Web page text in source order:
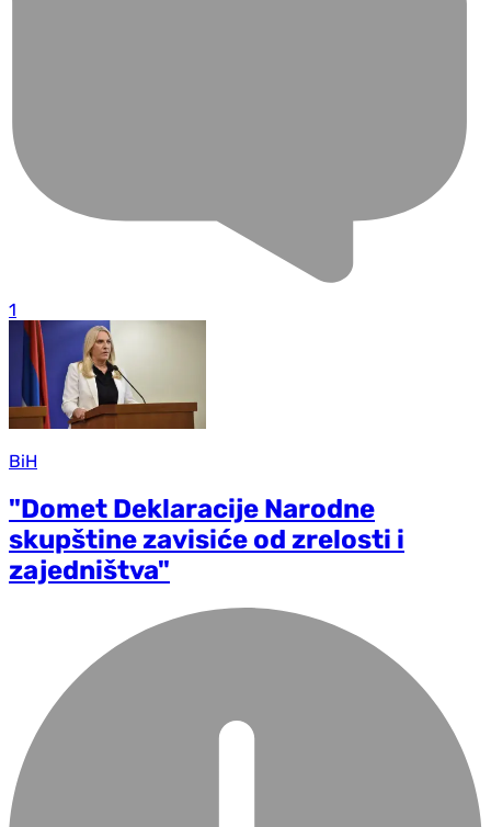
1
BiH
"Domet Deklaracije Narodne
skupštine zavisiće od zrelosti i
zajedništva"